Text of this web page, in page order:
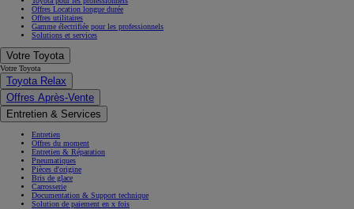
Offres Location longue durée
Offres utilitaires
Gamme électrifiée pour les professionnels
Solutions et services
Votre Toyota
Votre Toyota
Toyota Relax
Offres Après-Vente
Entretien & Services
Entretien
Offres du moment
Entretien & Réparation
Pneumatiques
Pièces d'origine
Bris de glace
Carrosserie
Documentation & Support technique
Solution de paiement en x fois